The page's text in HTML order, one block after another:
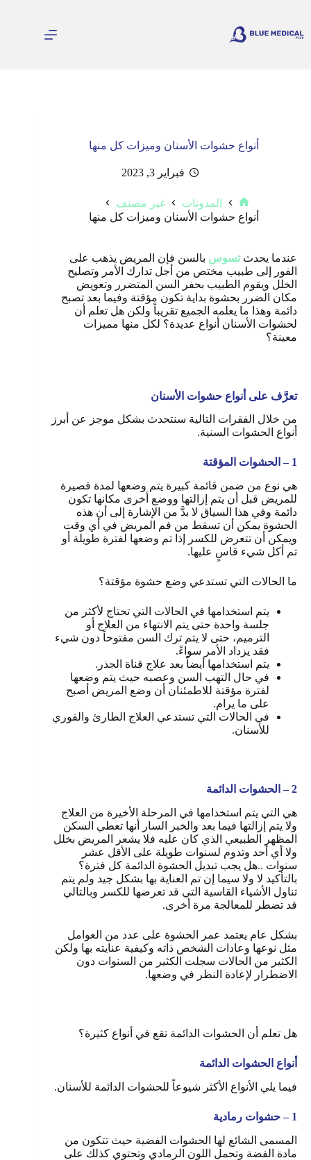
المحتوى
أنواع حشوات الأسنان وميزات كل منها
فبراير 3, 2023
الرئيسية
المدونات
غير مصنف
أنواع حشوات الأسنان وميزات كل منها
عندما يحدثتسوس بالسن فإن المريض يذهب على
الفور إلى طبيب مختص من أجل تدارك الأمر وتصليح
الخلل ويقوم الطبيب بحفر السن المتضرر وتعويض
مكان الضرر بحشوة بداية تكون مؤقتة وفيما بعد تصبح
دائمة وهذا ما يعلمه الجميع تقريباً ولكن هل تعلم أن
لحشوات الأسنان أنواع عديدة؟ لكل منها مميزات
معينة؟
تعرَّف على أنواع حشوات الأسنان
من خلال الفقرات التالية سنتحدث بشكل موجز عن أبرز
أنواع الحشوات السنية.
1 – الحشوات المؤقتة
هي نوع من ضمن قائمة كبيرة يتم وضعها لمدة قصيرة
للمريض قبل أن يتم إزالتها ووضع أخرى مكانها تكون
دائمة وفي هذا السياق لا بدَّ من الإشارة إلى أن هذه
الحشوة يمكن أن تسقط من فم المريض في أي وقت
ويمكن أن تتعرض للكسر إذا تم وضعها لفترة طويلة أو
تم أكل شيء قاسٍ عليها.
ما الحالات التي تستدعي وضع حشوة مؤقتة؟
يتم استخدامها في الحالات التي تحتاج لأكثر من
جلسة واحدة حتى يتم الانتهاء من العلاج أو
الترميم، حتى لا يتم ترك السن مفتوحاً دون شيء
فقد يزداد الأمر سواءً.
يتم استخدامها أيضاً بعد علاج قناة الجذر.
في حال التهب السن وعصبه حيث يتم وضعها
لفترة مؤقتة للاطمئنان أن وضع المريض أصبح
على ما يرام.
في الحالات التي تستدعي العلاج الطارئ والفوري
للأسنان.
2 – الحشوات الدائمة
هي التي يتم استخدامها في المرحلة الأخيرة من العلاج
ولا يتم إزالتها فيما بعد والخبر السار أنها تعطي السكن
المظهر الطبيعي الذي كان عليه فلا يشعر المريض بخلل
ولا أي أحد وتدوم لسنوات طويلة على الأقل عشر
سنوات ..هل يجب تبديل الحشوة الدائمة كل فترة؟
بالتأكيد لا ولا سيما إن تم العناية بها بشكل جيد ولم يتم
تناول الأشياء القاسية التي قد تعرضها للكسر وبالتالي
قد تضطر للمعالجة مرة أخرى.
بشكل عام يعتمد عمر الحشوة على عدد من العوامل
مثل نوعها وعادات الشخص ذاته وكيفية عنايته بها ولكن
الكثير من الحالات سجلت الكثير من السنوات دون
الاضطرار لإعادة النظر في وضعها.
هل تعلم أن الحشوات الدائمة تقع في أنواع كثيرة؟
أنواع الحشوات الدائمة
فيما يلي الأنواع الأكثر شيوعاً للحشوات الدائمة للأسنان.
1 – حشوات رمادية
المسمى الشائع لها الحشوات الفضية حيث تتكون من
مادة الفضة وتحمل اللون الرمادي وتحتوي كذلك على